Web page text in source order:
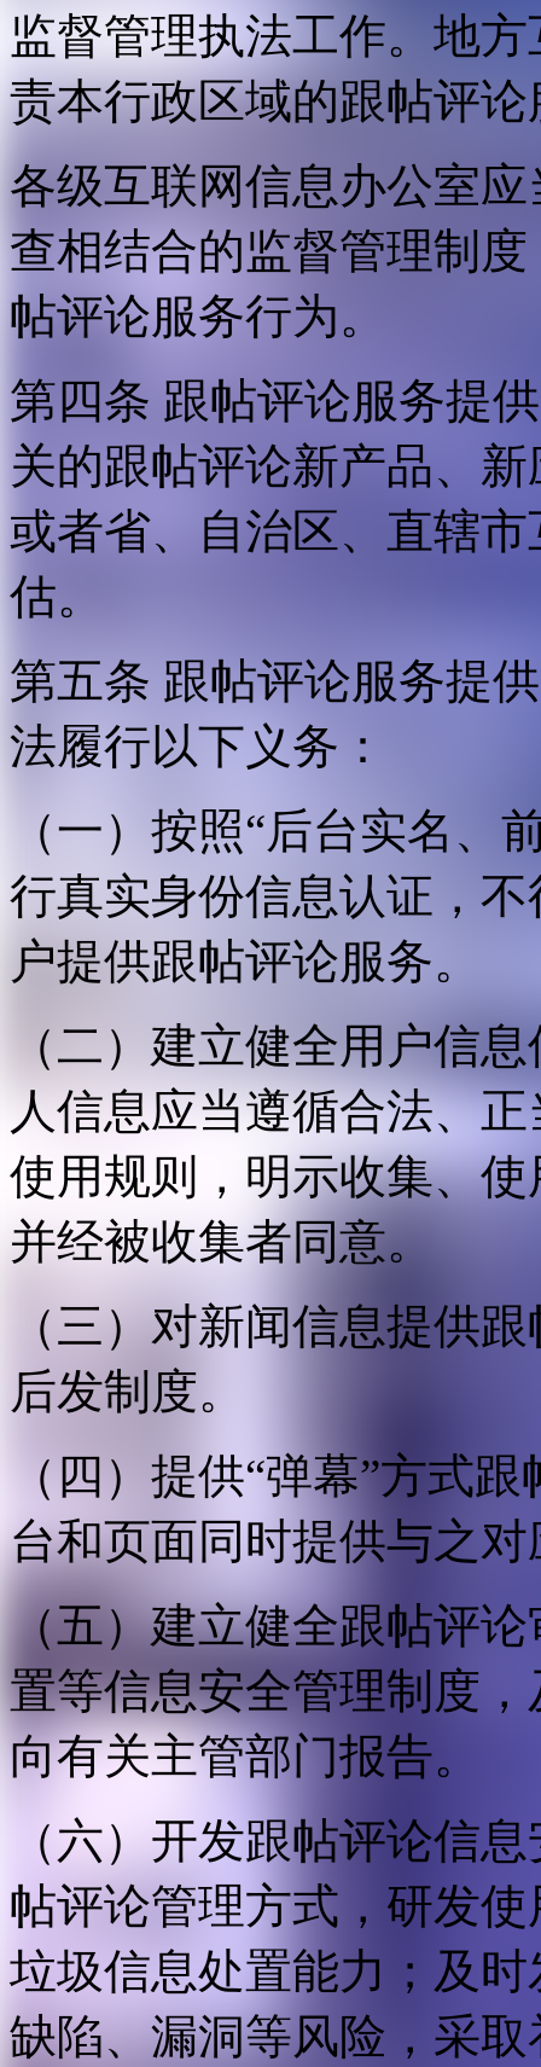
监督管理执法工作。地
责本行政区域的跟帖评
各级互联网信息办公室
查相结合的监督管理制
帖评论服务行为。
第四条 跟帖评论服务提
关的跟帖评论新产品、
或者省、自治区、直辖
估。
第五条 跟帖评论服务提
法履行以下义务：
（一）按照“后台实名、
行真实身份信息认证，
户提供跟帖评论服务。
（二）建立健全用户信
人信息应当遵循合法、
使用规则，明示收集、
并经被收集者同意。
（三）对新闻信息提供
后发制度。
（四）提供“弹幕”方式
台和页面同时提供与之
（五）建立健全跟帖评
置等信息安全管理制度
向有关主管部门报告。
（六）开发跟帖评论信
帖评论管理方式，研发
垃圾信息处置能力；及
缺陷、漏洞等风险，采